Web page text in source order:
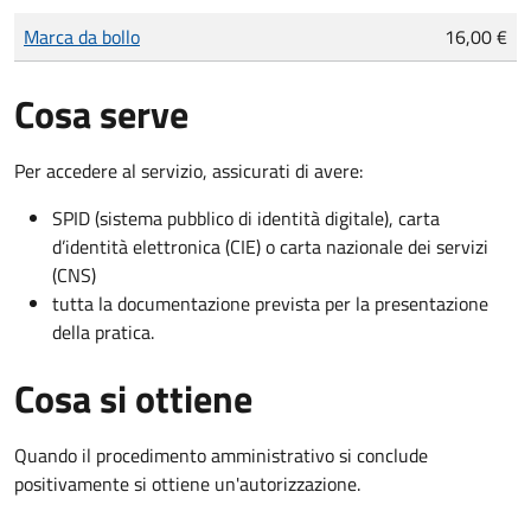
Tipo di pagamento
Importo
Marca da bollo 16,00 €
Cosa serve
Per accedere al servizio, assicurati di avere:
SPID (sistema pubblico di identità digitale), carta
d’identità elettronica (CIE) o carta nazionale dei servizi
(CNS)
tutta la documentazione prevista per la presentazione
della pratica.
Cosa si ottiene
Quando il procedimento amministrativo si conclude
positivamente si ottiene un'autorizzazione.